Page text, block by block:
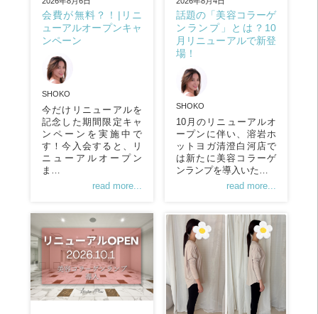
会費が無料？！|リニ
ューアルオープンキャ
ンペーン
SHOKO
今だけリニューアルを
記念した期間限定キャ
ンペーンを実施中で
す！今入会すると、リ
ニューアルオープン
ま…
read more...
話題の「美容コラーゲ
ンランプ」とは？10
月リニューアルで新登
場！
SHOKO
10月のリニューアルオ
ープンに伴い、溶岩ホ
ットヨガ清澄白河店で
は新たに美容コラーゲ
ンランプを導入いた…
read more...